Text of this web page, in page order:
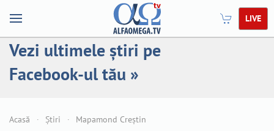
LIVE
Vezi ultimele știri pe
Facebook-ul tău »
Acasă Știri Mapamond Creștin